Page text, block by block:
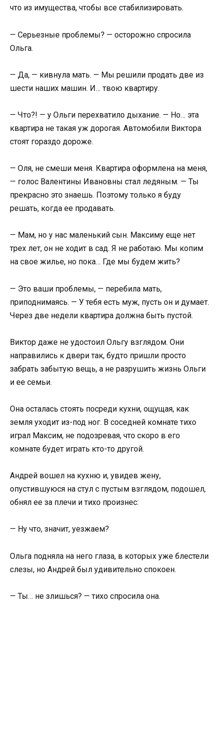
что из имущества, чтобы все стабилизировать.
— Серьезные проблемы? — осторожно спросила
Ольга.
— Да, — кивнула мать. — Мы решили продать две из
шести наших машин. И… твою квартиру.
— Что?! — у Ольги перехватило дыхание. — Но… эта
квартира не такая уж дорогая. Автомобили Виктора
стоят гораздо дороже.
— Оля, не смеши меня. Квартира оформлена на меня,
— голос Валентины Ивановны стал ледяным. — Ты
прекрасно это знаешь. Поэтому только я буду
решать, когда ее продавать.
— Мам, но у нас маленький сын. Максиму еще нет
трех лет, он не ходит в сад. Я не работаю. Мы копим
на свое жилье, но пока… Где мы будем жить?
— Это ваши проблемы, — перебила мать,
приподнимаясь. — У тебя есть муж, пусть он и думает.
Через две недели квартира должна быть пустой.
Виктор даже не удостоил Ольгу взглядом. Они
направились к двери так, будто пришли просто
забрать забытую вещь, а не разрушить жизнь Ольги
и ее семьи.
Она осталась стоять посреди кухни, ощущая, как
земля уходит из-под ног. В соседней комнате тихо
играл Максим, не подозревая, что скоро в его
комнате будет играть кто-то другой.
Андрей вошел на кухню и, увидев жену,
опустившуюся на стул с пустым взглядом, подошел,
обнял ее за плечи и тихо произнес:
— Ну что, значит, уезжаем?
Ольга подняла на него глаза, в которых уже блестели
слезы, но Андрей был удивительно спокоен.
— Ты… не злишься? — тихо спросила она.